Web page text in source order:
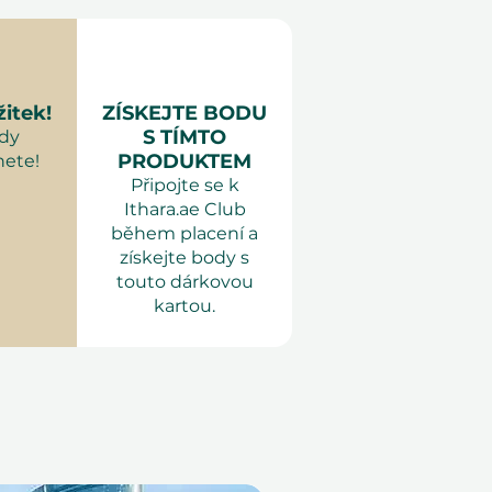
: Pohodlné oblečení.
pro dospělé.
ZÍSKEJTE BODU
S TÍMTO
PRODUKTEM
Připojte se k
Ithara.ae Club
během placení a
získejte body s
touto dárkovou
kartou.